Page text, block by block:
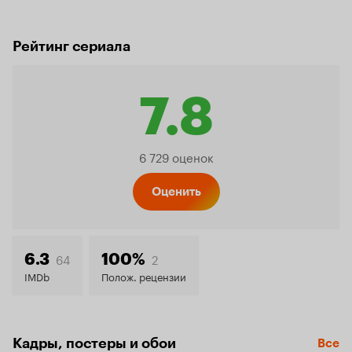
Рейтинг сериала
7.8
Рейтинг
7.8
6 729 оценок
Оценить
6.3 64
IMDb
100% 2
Полож. рецензии
Кадры, постеры и обои Все